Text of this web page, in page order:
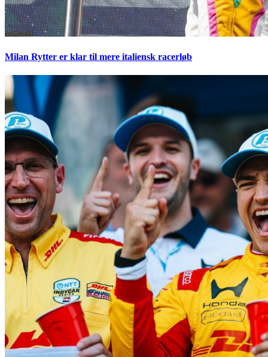
Milan Rytter er klar til mere italiensk racerløb